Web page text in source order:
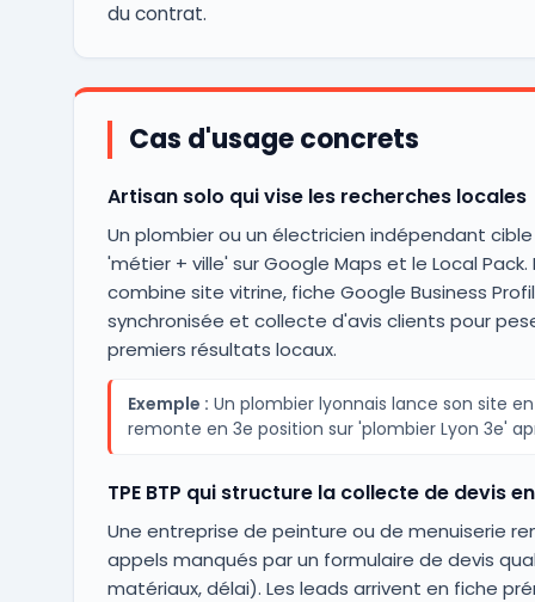
du contrat.
Cas d'usage concrets
Artisan solo qui vise les recherches locales
Un plombier ou un électricien indépendant
'métier + ville' sur Google Maps et le Local Pack.
combine site vitrine, fiche Google Business
synchronisée et collecte d'avis clients pour
premiers résultats locaux.
Exemple : Un plombier lyonnais lance son site
remonte en 3e position sur 'plombier Lyon 3e'
TPE BTP qui structure la collecte de devis
Une entreprise de peinture ou de menuiserie
appels manqués par un formulaire de devis
matériaux, délai). Les leads arrivent en fiche